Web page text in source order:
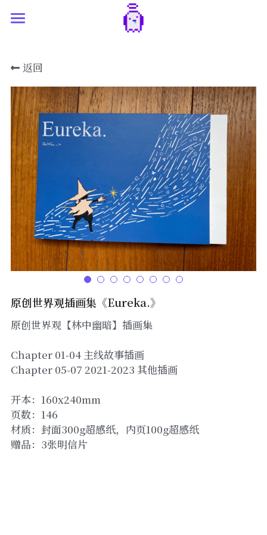
独立游戏开发
最新 & 已发布游戏
Game Jams
艺术创作
插画&视觉创作
更多探索
世界观构建
₍‧ꀈ˙⁾🍺
日志&随笔
友情链接
简体中文
简体中文
English
返回
原创世界观插画集《Eureka.》
原创世界观【林中幽暗】插画集
Chapter 01-04 主线故事插画
Chapter 05-07 2021-2023 其他插画
开本：160x240mm
页数：146
材质：封面300g超感纸，内页100g超感纸
赠品：3张明信片